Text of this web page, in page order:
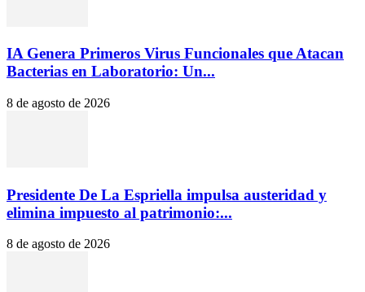
IA Genera Primeros Virus Funcionales que Atacan
Bacterias en Laboratorio: Un...
8 de agosto de 2026
Presidente De La Espriella impulsa austeridad y
elimina impuesto al patrimonio:...
8 de agosto de 2026